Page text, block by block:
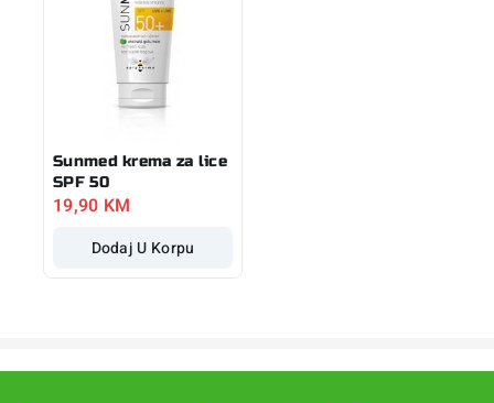
Sunmed krema za lice
SPF 50
19,90 KM
Dodaj U Korpu